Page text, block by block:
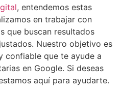
, entendemos estas
en trabajar con
que buscan resultados
Nuestro objetivo es
confiable que te ayude a
en Google. Si deseas
aquí para ayudarte.